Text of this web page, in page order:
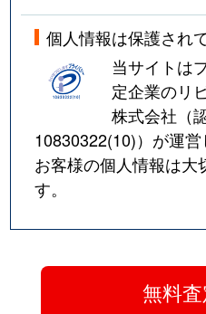
個人情報は保護され
当サイトは
定企業のリ
株式会社（
10830322(10)）が運営
お客様の個人情報は大
す。